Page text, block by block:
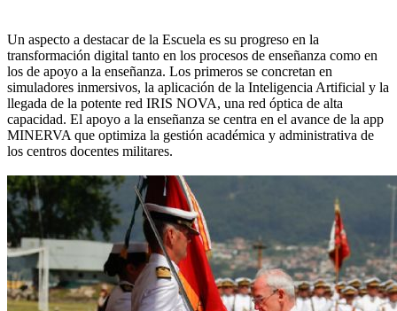
Un aspecto a destacar de la Escuela es su progreso en la
transformación digital tanto en los procesos de enseñanza como en
los de apoyo a la enseñanza. Los primeros se concretan en
simuladores inmersivos, la aplicación de la Inteligencia Artificial y la
llegada de la potente red IRIS NOVA, una red óptica de alta
capacidad. El apoyo a la enseñanza se centra en el avance de la app
MINERVA que optimiza la gestión académica y administrativa de
los centros docentes militares.